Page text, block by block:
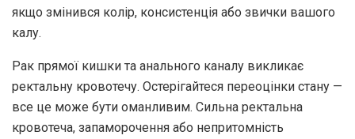
якщо змінився колір, консистенція або звички вашого
калу.
Рак прямої кишки та анального каналу викликає
ректальну кровотечу. Остерігайтеся переоцінки стану —
все це може бути оманливим. Сильна ректальна
кровотеча, запаморочення або непритомність